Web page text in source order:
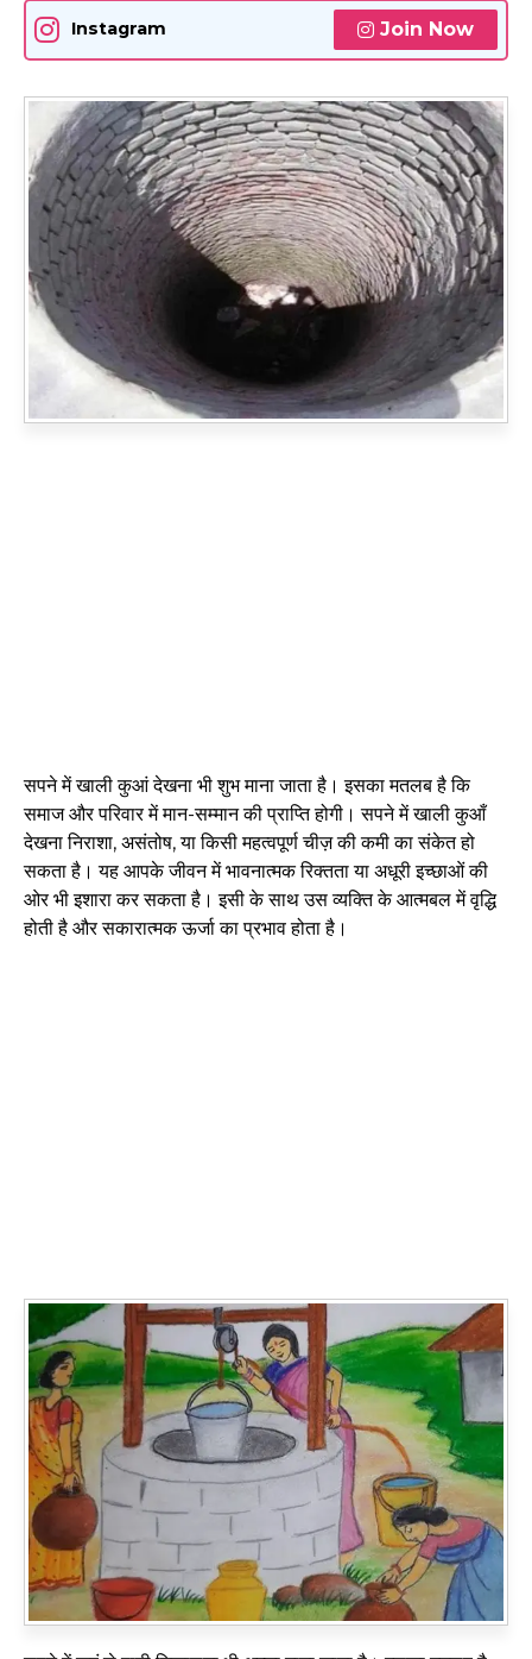
Instagram Join Now
सपने में खाली कुआं देखना भी शुभ माना जाता है। इसका मतलब है कि
समाज और परिवार में मान-सम्मान की प्राप्ति होगी। सपने में खाली कुआँ
देखना निराशा, असंतोष, या किसी महत्वपूर्ण चीज़ की कमी का संकेत हो
सकता है। यह आपके जीवन में भावनात्मक रिक्तता या अधूरी इच्छाओं की
ओर भी इशारा कर सकता है। इसी के साथ उस व्यक्ति के आत्मबल में वृद्धि
होती है और सकारात्मक ऊर्जा का प्रभाव होता है।